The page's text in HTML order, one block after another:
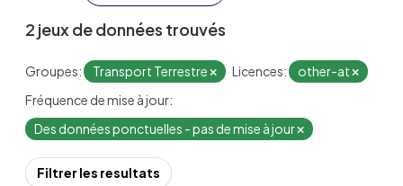
2 jeux de données trouvés
Groupes: Transport Terrestre Licences:
other-at
Fréquence de mise à jour:
Des données ponctuelles - pas de mise à jour
Filtrer les resultats